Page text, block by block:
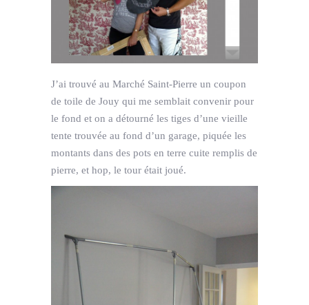
J’ai trouvé au Marché Saint-Pierre un coupon
de toile de Jouy qui me semblait convenir pour
le fond et on a détourné les tiges d’une vieille
tente trouvée au fond d’un garage, piquée les
montants dans des pots en terre cuite remplis de
pierre, et hop, le tour était joué.